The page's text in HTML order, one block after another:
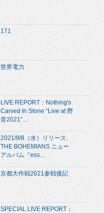
171
世界電力
LIVE REPORT：Nothing's
Carved In Stone “Live at 野
音2021”...
2021/9/8（水）リリース、
THE BOHEMIANS ニュー
アルバム『ess...
京都大作戦2021参戦後記
SPECIAL LIVE REPORT：